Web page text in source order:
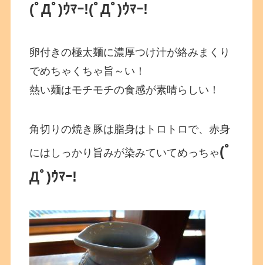
(ﾟДﾟ)ｳﾏｰ!(ﾟДﾟ)ｳﾏｰ!
卵付きの極太麺に濃厚つけ汁が絡みまくり
でめちゃくちゃ旨～い！
熱い麺はモチモチの食感が素晴らしい！
角切りの焼き豚は脂身はトロトロで、赤身
にはしっかり旨みが染みていてめっちゃ(ﾟ
Дﾟ)ｳﾏｰ!